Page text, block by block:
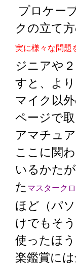
プロケー
クの立て
実に様々な問題
ジニアや
すと、よ
マイク以
ページで
アマチュ
ここに関
いるかた
た マスターク
ほど（パ
けでもそ
使ったほ
楽鑑賞に